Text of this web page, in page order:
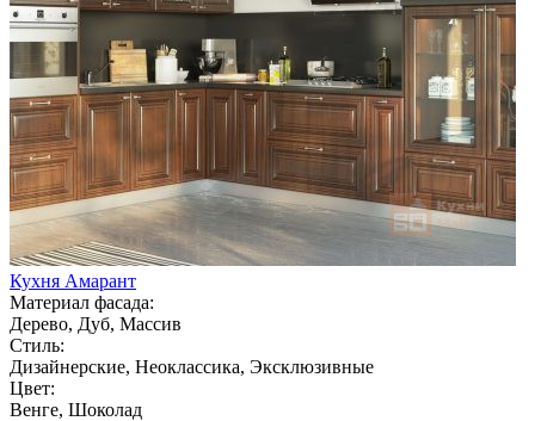
Кухня Амарант
Материал фасада:
Дерево, Дуб, Массив
Стиль:
Дизайнерские, Неоклассика, Эксклюзивные
Цвет:
Венге, Шоколад